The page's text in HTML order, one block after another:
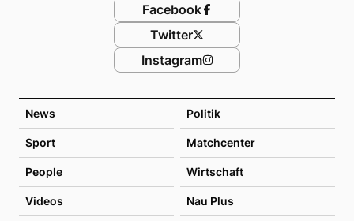
News Politik
Sport Matchcenter
People Wirtschaft
Videos Nau Plus
Facebook
Twitter
Instagram